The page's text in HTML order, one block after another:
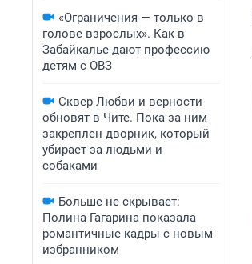
«Ограничения — только в
голове взрослых». Как в
Забайкалье дают профессию
детям с ОВЗ
Сквер Любви и верности
обновят в Чите. Пока за ним
закреплен дворник, который
убирает за людьми и
собаками
Больше не скрывает:
Полина Гагарина показала
романтичные кадры с новым
избранником